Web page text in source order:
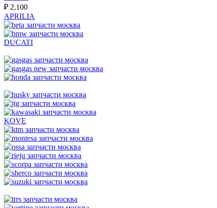
₽ 2,100
APRILIA
DUCATI
KOVE